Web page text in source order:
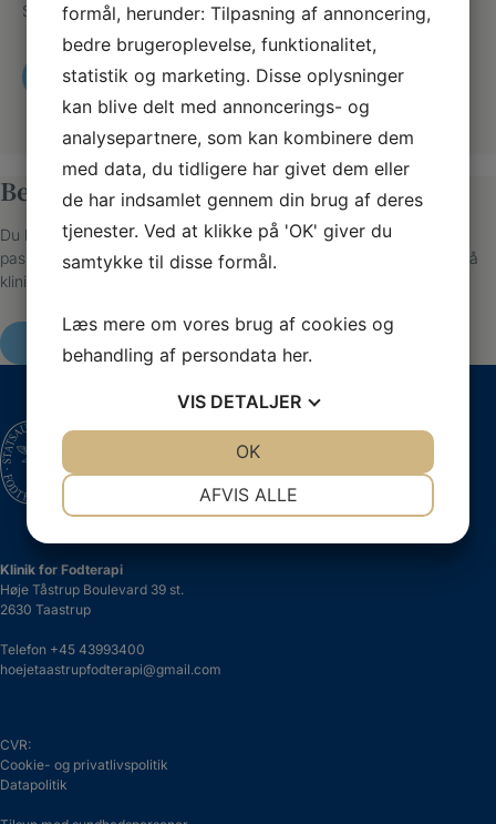
Søndag
Lukket
RING OG BESTIL TID
Bestil tid til behandling
Du kan se, hvornår klinikken har ledige tider og booke en tid, der
passer dig. Vi ringer til dig, hvis det er første gang, at du kommer på
klinikken, eller vi har brug for flere oplysninger.
Medlem af Danske Fodterapeuter.
Din garanti for en professionel behandling.
Klinik for Fodterapi
Høje Tåstrup Boulevard 39 st.
2630 Taastrup
Telefon +45 43993400
hoejetaastrupfodterapi@gmail.com
CVR:
Cookie- og privatlivspolitik
Datapolitik
formål, herunder: Tilpasning af annoncering,
bedre brugeroplevelse, funktionalitet,
statistik og marketing. Disse oplysninger
kan blive delt med annoncerings- og
analysepartnere, som kan kombinere dem
med data, du tidligere har givet dem eller
de har indsamlet gennem din brug af deres
tjenester. Ved at klikke på 'OK' giver du
samtykke til disse formål.
Læs mere om vores brug af cookies og
behandling af persondata her.
VIS DETALJER
MARKETING
AFVIS ALLE
OK